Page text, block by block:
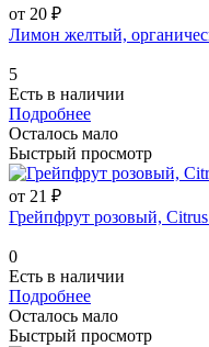
от 20 ₽
Лимон желтый,
5
Есть в наличии
Подробнее
Осталось мало
Быстрый просмотр
от 21 ₽
Грейпфрут розовый, Citrus
0
Есть в наличии
Подробнее
Осталось мало
Быстрый просмотр